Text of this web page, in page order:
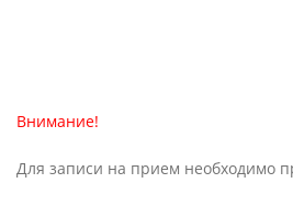
Внимание!
Для записи на прием необходимо